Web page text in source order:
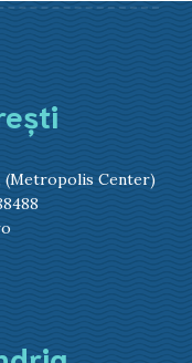
(Metropolis Center)